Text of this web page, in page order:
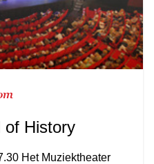
of History
Het Muziektheater